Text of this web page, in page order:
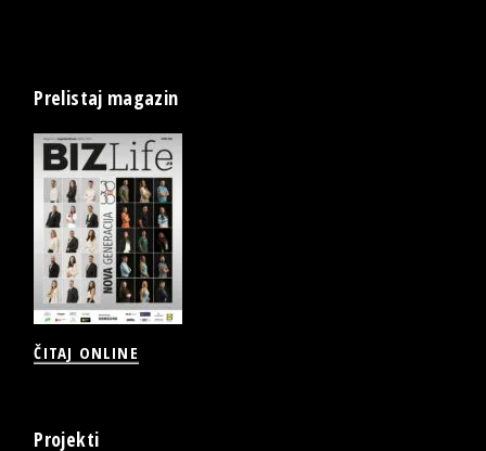
Prelistaj magazin
ČITAJ ONLINE
Projekti